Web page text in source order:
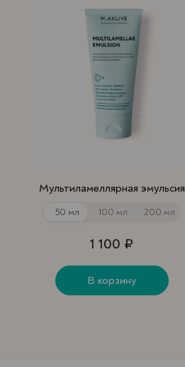
Мультиламеллярная эмульсия
50 мл 100 мл 200 мл
1 100 ₽
В корзину